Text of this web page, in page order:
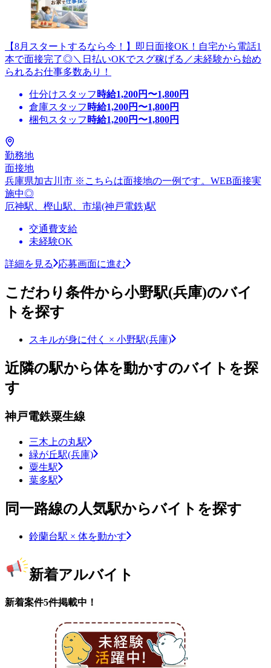
【8月スタートするなら今！】即日面接OK！自宅から電話1
本で面接完了◎＼日払いOKでスグ稼げる／未経験から始め
られるお仕事多数あり！
仕分けスタッフ 時給1,200円〜1,800円
倉庫スタッフ 時給1,200円〜1,800円
梱包スタッフ 時給1,200円〜1,800円
勤務地
面接地
兵庫県加古川市 ※こちらは面接地の一例です。WEB面接実
施中◎
厄神駅、樫山駅、市場(神戸電鉄)駅
交通費支給
未経験OK
詳細を見る 応募画面に進む
こだわり条件から小野駅(兵庫)のバイ
トを探す
スキルが身に付く × 小野駅(兵庫)
近隣の駅から体を動かすのバイトを探
す
神戸電鉄粟生線
三木上の丸駅
緑が丘駅(兵庫)
粟生駅
葉多駅
同一路線の人気駅からバイトを探す
鈴蘭台駅 × 体を動かす
新着アルバイト
新着案件5件掲載中！